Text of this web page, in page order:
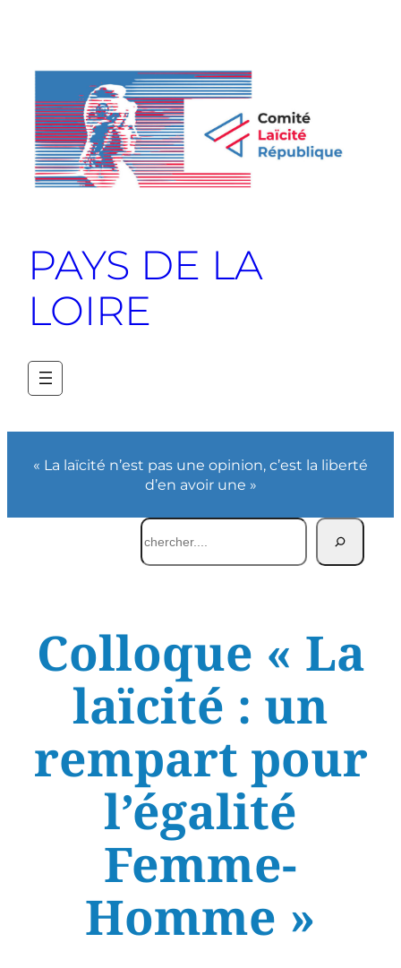
PAYS DE LA
LOIRE
« La laïcité n’est pas une opinion, c’est la liberté
d’en avoir une »
Rechercher
Colloque « La
laïcité : un
rempart pour
l’égalité
Femme-
Homme »